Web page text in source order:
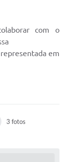
com o
em
3 fotos